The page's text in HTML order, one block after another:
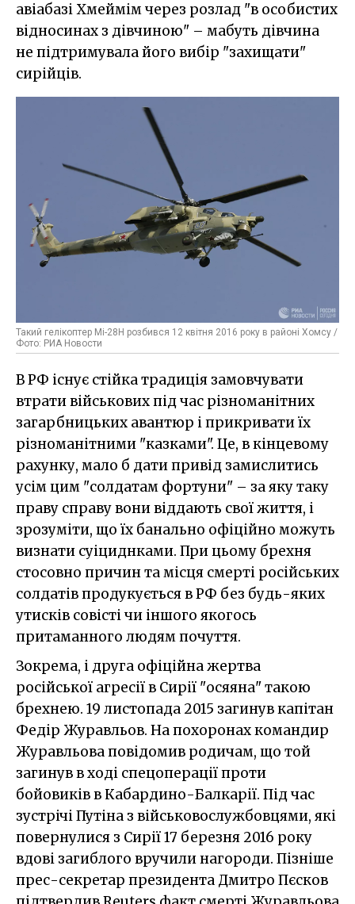
авіабазі Хмеймім через розлад "в особистих
відносинах з дівчиною" – мабуть дівчина
не підтримувала його вибір "захищати"
сирійців.
Такий гелікоптер Мі-28Н розбився 12 квітня 2016 року в районі Хомсу /
Фото: РИА Новости
В РФ існує стійка традиція замовчувати
втрати військових під час різноманітних
загарбницьких авантюр і прикривати їх
різноманітними "казками". Це, в кінцевому
рахунку, мало б дати привід замислитись
усім цим "солдатам фортуни" – за яку таку
праву справу вони віддають свої життя, і
зрозуміти, що їх банально офіційно можуть
визнати суіциднками. При цьому брехня
стосовно причин та місця смерті російських
солдатів продукується в РФ без будь-яких
утисків совісті чи іншого якогось
притаманного людям почуття.
Зокрема, і друга офіційна жертва
російської агресії в Сирії "осяяна" такою
брехнею. 19 листопада 2015 загинув капітан
Федір Журавльов. На похоронах командир
Журавльова повідомив родичам, що той
загинув в ході спецоперації проти
бойовиків в Кабардино-Балкарії. Під час
зустрічі Путіна з військовослужбовцями, які
повернулися з Сирії 17 березня 2016 року
вдові загиблого вручили нагороди. Пізніше
прес-секретар президента Дмитро Пєсков